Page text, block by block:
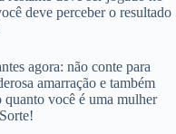
deve perceber o resultado
agora: não conte para
amarração e também
quanto você é uma mulher